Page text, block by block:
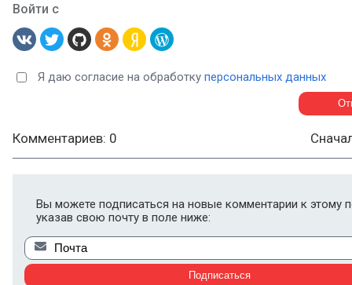
Войти с
Я даю согласие на обработку персональных данных
Комментариев: 0
Вы можете подписаться на новые комментарии к этому
указав свою почту в поле ниже: